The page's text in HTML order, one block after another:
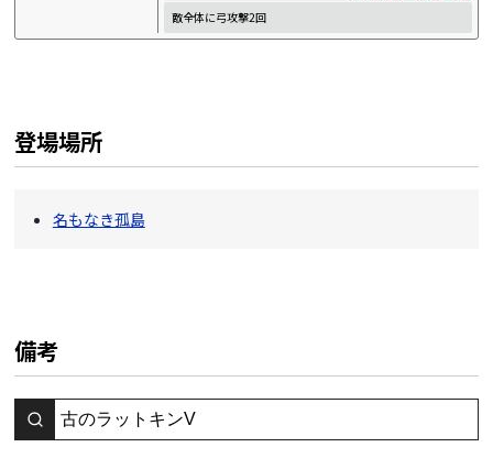
敵全体に弓攻撃2回
登場場所
名もなき孤島
備考